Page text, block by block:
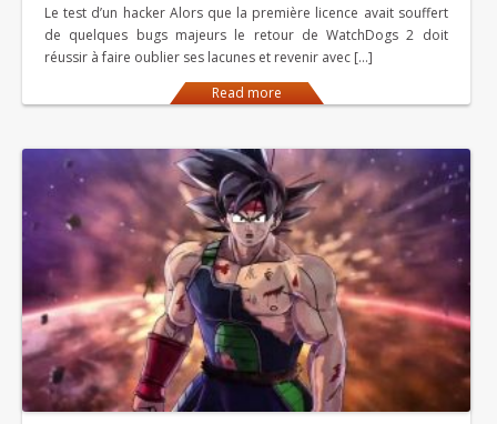
Le test d’un hacker Alors que la première licence avait souffert
de quelques bugs majeurs le retour de WatchDogs 2 doit
réussir à faire oublier ses lacunes et revenir avec […]
Read more